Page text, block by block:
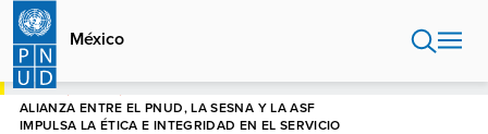
Pasar
contenido
principal
México
HOME
ALIANZA ENTRE EL PNUD, LA SESNA Y LA ASF
IMPULSA LA ÉTICA E INTEGRIDAD EN EL SERVICIO